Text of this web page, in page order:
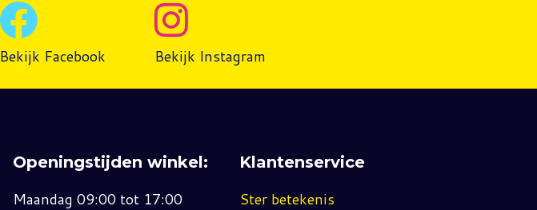
Bekijk Facebook Bekijk Instagram
Openingstijden winkel:
Maandag 09:00 tot 17:00
Klantenservice
Ster betekenis